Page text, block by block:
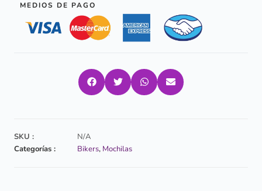
MEDIOS DE PAGO
SKU :
N/A
Categorías :
Bikers, Mochilas